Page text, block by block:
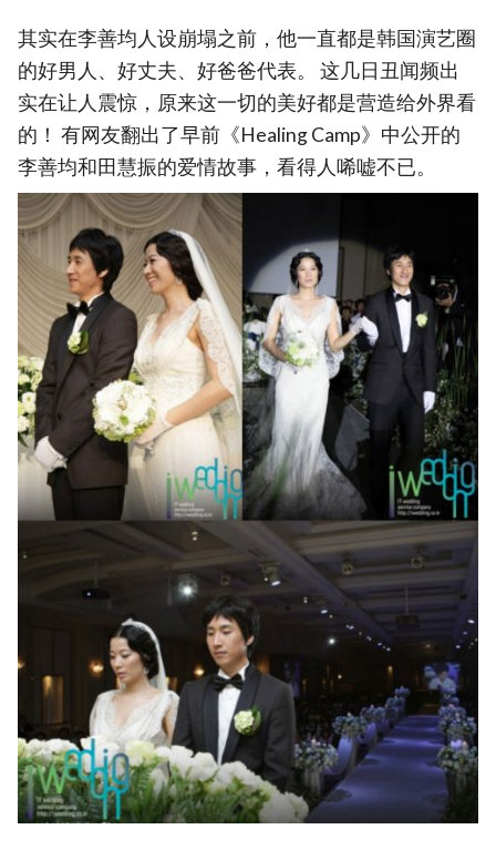
其实在李善均人设崩塌之前，他一直都是韩国演艺圈
的好男人、好丈夫、好爸爸代表。 这几日丑闻频出
实在让人震惊，原来这一切的美好都是营造给外界看
的！ 有网友翻出了早前《Healing Camp》中公开的
李善均和田慧振的爱情故事，看得人唏嘘不已。